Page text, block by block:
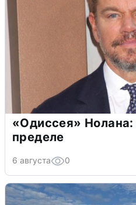
«Одиссея» Нолана:
пределе
6 августа 0